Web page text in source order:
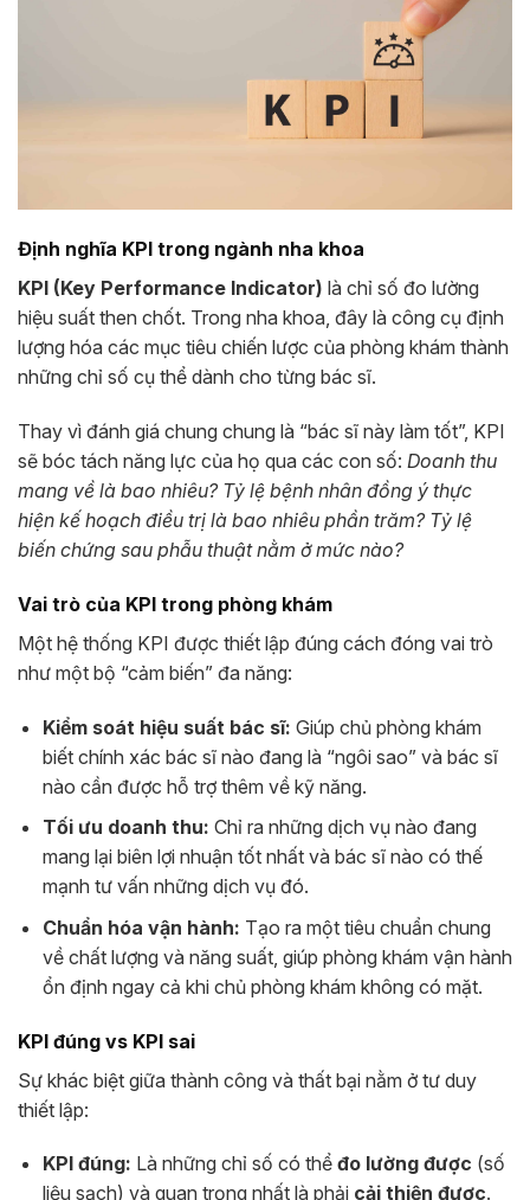
Định nghĩa KPI trong ngành nha khoa
KPI (Key Performance Indicator) là chỉ số đo lường
hiệu suất then chốt. Trong nha khoa, đây là công cụ định
lượng hóa các mục tiêu chiến lược của phòng khám thành
những chỉ số cụ thể dành cho từng bác sĩ.
Thay vì đánh giá chung chung là “bác sĩ này làm tốt”, KPI
sẽ bóc tách năng lực của họ qua các con số: Doanh thu
mang về là bao nhiêu? Tỷ lệ bệnh nhân đồng ý thực
hiện kế hoạch điều trị là bao nhiêu phần trăm? Tỷ lệ
biến chứng sau phẫu thuật nằm ở mức nào?
Vai trò của KPI trong phòng khám
Một hệ thống KPI được thiết lập đúng cách đóng vai trò
như một bộ “cảm biến” đa năng:
Kiểm soát hiệu suất bác sĩ: Giúp chủ phòng khám
biết chính xác bác sĩ nào đang là “ngôi sao” và bác sĩ
nào cần được hỗ trợ thêm về kỹ năng.
Tối ưu doanh thu: Chỉ ra những dịch vụ nào đang
mang lại biên lợi nhuận tốt nhất và bác sĩ nào có thế
mạnh tư vấn những dịch vụ đó.
Chuẩn hóa vận hành: Tạo ra một tiêu chuẩn chung
về chất lượng và năng suất, giúp phòng khám vận hành
ổn định ngay cả khi chủ phòng khám không có mặt.
KPI đúng vs KPI sai
Sự khác biệt giữa thành công và thất bại nằm ở tư duy
thiết lập:
KPI đúng: Là những chỉ số có thể đo lường được (số
liệu sạch) và quan trọng nhất là phải cải thiện được.